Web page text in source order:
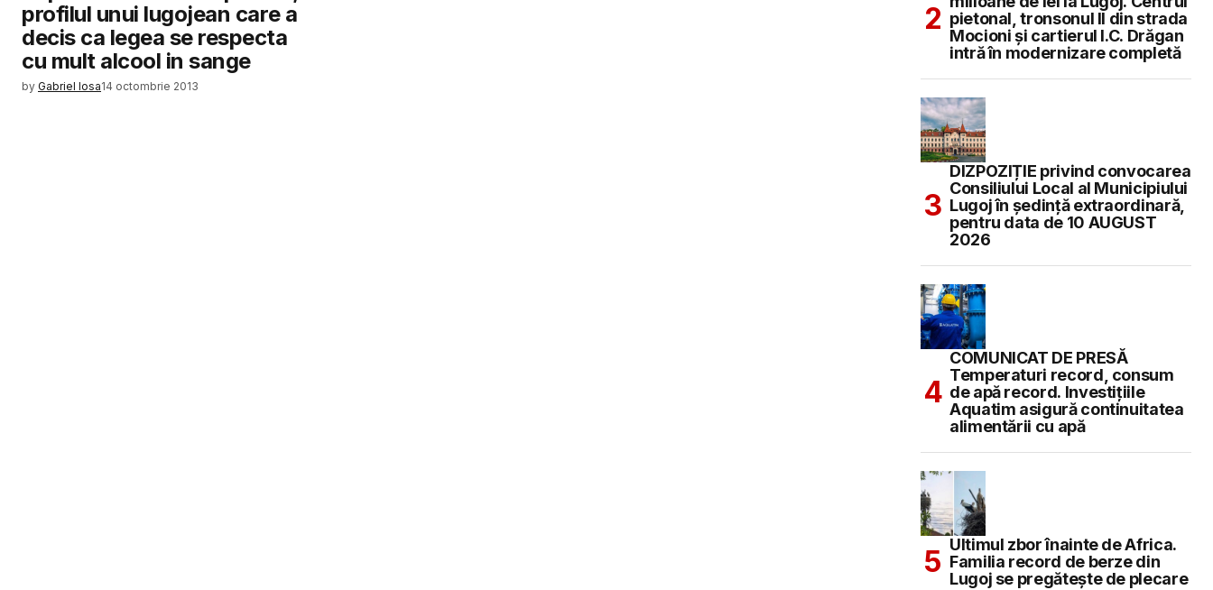
profilul unui lugojean care a
decis ca legea se respecta
cu mult alcool in sange
by Gabriel Iosa14 octombrie 2013
pietonal, tronsonul II din strada
Mocioni și cartierul I.C. Drăgan
intră în modernizare completă
DIZPOZIȚIE privind convocarea
Consiliului Local al Municipiului
Lugoj în şedinţă extraordinară,
pentru data de 10 AUGUST
2026
COMUNICAT DE PRESĂ
Temperaturi record, consum
de apă record. Investițiile
Aquatim asigură continuitatea
alimentării cu apă
Ultimul zbor înainte de Africa.
Familia record de berze din
Lugoj se pregătește de plecare